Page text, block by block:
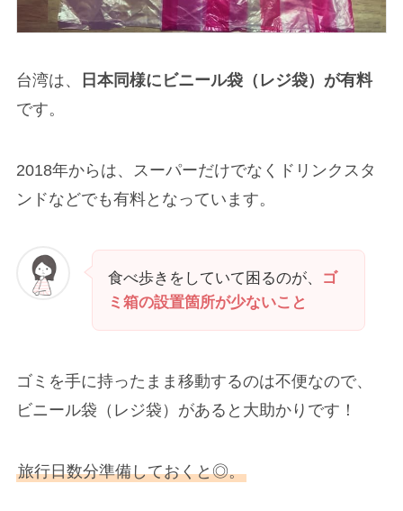
台湾は、
日本同様にビニール袋（レジ袋）が有料
です。
2018年からは、スーパーだけでなくドリンクスタ
ンドなどでも有料となっています。
食べ歩きをしていて困るのが、
ゴ
ミ箱の設置箇所が少ないこと
ゴミを手に持ったまま移動するのは不便なので、
ビニール袋（レジ袋）があると大助かりです！
旅行日数分準備しておくと◎。